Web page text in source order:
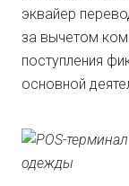
эквайер
за вычетом
поступления
основной